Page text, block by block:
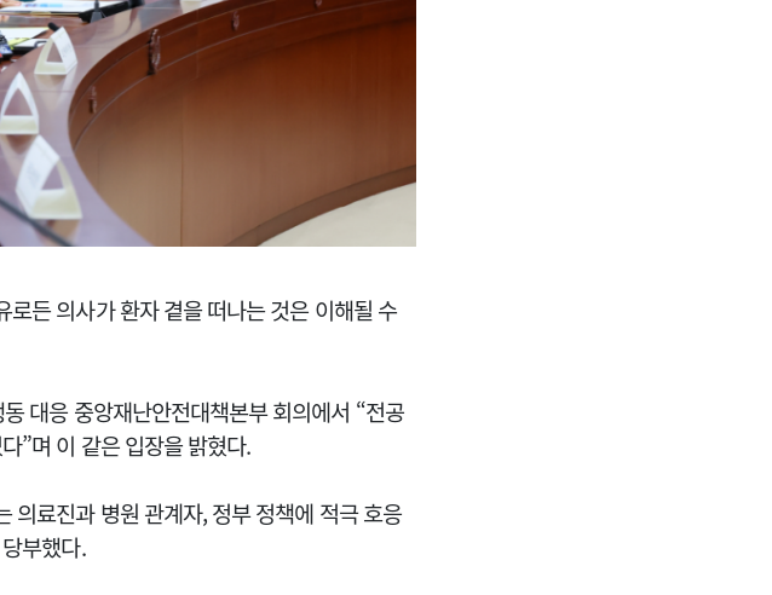
든 의사가 환자 곁을 떠나는 것은 이해될 수
대응 중앙재난안전대책본부 회의에서 “전공
”며 이 같은 입장을 밝혔다.
의료진과 병원 관계자, 정부 정책에 적극 호응
부했다.